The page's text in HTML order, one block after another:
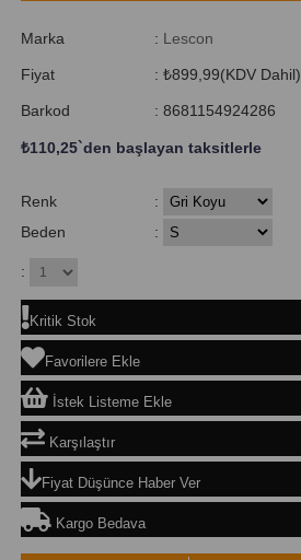
Marka : Lescon
Fiyat : ₺899,99(KDV Dahil)
Barkod : 8681154924286
₺110,25`den başlayan taksitlerle
Renk
:
Beden
:
:
Kritik Stok
Favorilere Ekle
İstek Listeme Ekle
Karşılaştır
Fiyat Düşünce Haber Ver
Kargo Bedava